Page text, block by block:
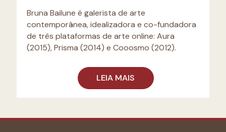
Bruna Bailune é galerista de arte
contemporânea, idealizadora e co-fundadora
de três plataformas de arte online: Aura
(2015), Prisma (2014) e Cooosmo (2012).
LEIA MAIS